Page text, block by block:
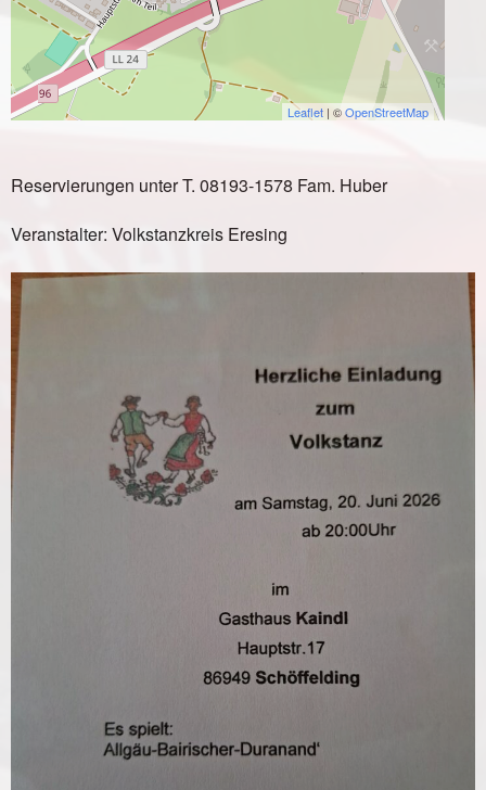
Leaflet | ©OpenStreetMap
Reservierungen unter T. 08193-1578 Fam. Huber
Veranstalter: Volkstanzkreis Eresing